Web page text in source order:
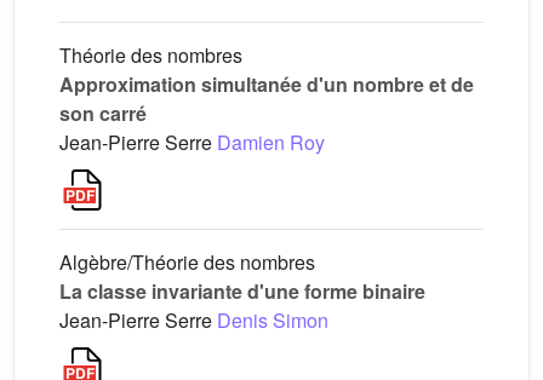
Théorie des nombres
Approximation simultanée d'un nombre et de
son carré
Jean-Pierre Serre Damien Roy
Algèbre/Théorie des nombres
La classe invariante d'une forme binaire
Jean-Pierre Serre Denis Simon